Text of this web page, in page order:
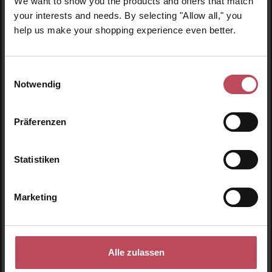
your interests and needs. By selecting "Allow all," you
help us make your shopping experience even better.
Notwendig
Präferenzen
Statistiken
Marketing
Alle zulassen
Forte Detox 5 Organs Duo